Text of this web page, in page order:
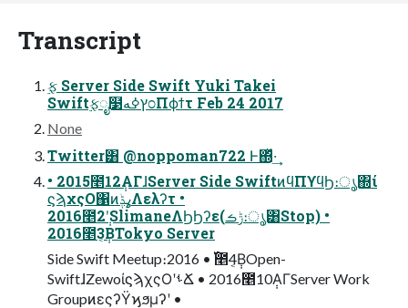
Transcript
࣮ફ Server Side Swift Yuki Takei
Swift࣮ફೖ໳ץߦه೦Πϕϯτ Feb 24 2017
None
Twitter͸ @noppoman722 Ͱ΍ͬͯ·͢
• 2015೥12݄ΑΓɺServer Side SwiftͷϥΠϒϥϦ։ൃ΍ί
ϛϡχςΟ΁ͷߩݙΛελʔτ •
2016೥2݄ʹSlimaneΛϦϦʔε(ݱࡏ։ൃ͸Stop) •
2016೥3݄͔ΒTokyo Server
Side Swift Meetup։࢝ • 2016೥4݄͔ΒOpen-
SwiftɺZewoίϛϡχςΟʹࢀՃ • 2016೥10݄ΑΓServer Work
GroupͷεςʔΫϗϧμʔʹ •